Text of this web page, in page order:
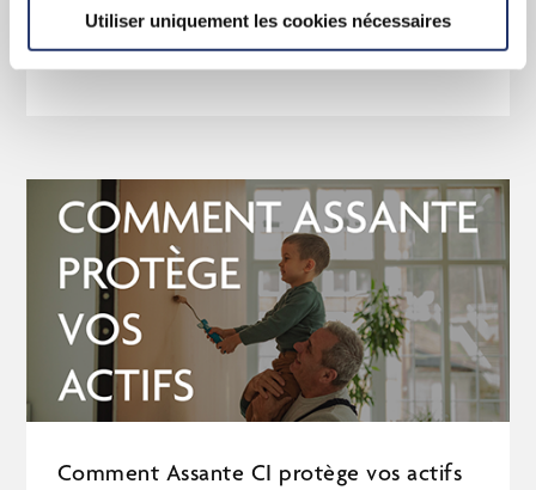
Utiliser uniquement les cookies nécessaires
EN SAVOIR PLUS
Comment Assante CI protège vos actifs